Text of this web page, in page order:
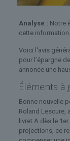
Analyse : Notre
cette information.
Voici l'avis
pour l’épargne
annonce une
Éléments à
Bonne nouvelle
Roland Lescure,
livret A dès le
projections, ce